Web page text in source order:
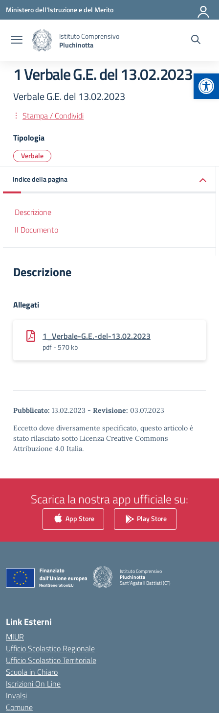
Vai ai contenuti
Vai al menu di navigazione
Vai al footer
Ministero dell'Istruzione e del Merito
Istituto Comprensivo
Pluchinotta
1 Verbale G.E. del 13.02.2023
Verbale G.E. del 13.02.2023
Stampa / Condividi
Tipologia
Verbale
Indice della pagina
Descrizione
Il Documento
Descrizione
Allegati
1_Verbale-G.E.-del-13.02.2023
pdf - 570 kb
Pubblicato: 13.02.2023 - Revisione: 03.07.2023
Eccetto dove diversamente specificato, questo articolo è
stato rilasciato sotto Licenza Creative Commons
Attribuzione 4.0 Italia.
Scarica la nostra app ufficiale su:
App Store Play Store
Istituto Comprensivo
Pluchinotta
Sant'Agata li Battiati (CT)
— Visita la pagina iniziale della scuola
Link Esterni
MIUR
Ufficio Scolastico Regionale
Ufficio Scolastico Territoriale
Scuola in Chiaro
Iscrizioni On Line
Invalsi
Comune